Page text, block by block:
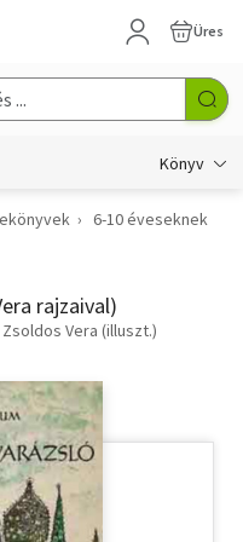
Üres
Könyv
6-10 éveseknek
rajzaival)
Zsoldos Vera (illuszt.)